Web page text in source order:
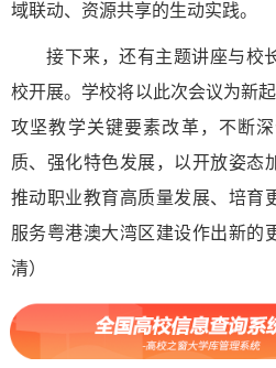
域联动、资源共享的生动实践。
接下来，还有主题讲座与校
校开展。学校将以此次会议为新起
攻坚教学关键要素改革，不断
质、强化特色发展，以开放姿态
推动职业教育高质量发展、培育
服务粤港澳大湾区建设作出新的
清）